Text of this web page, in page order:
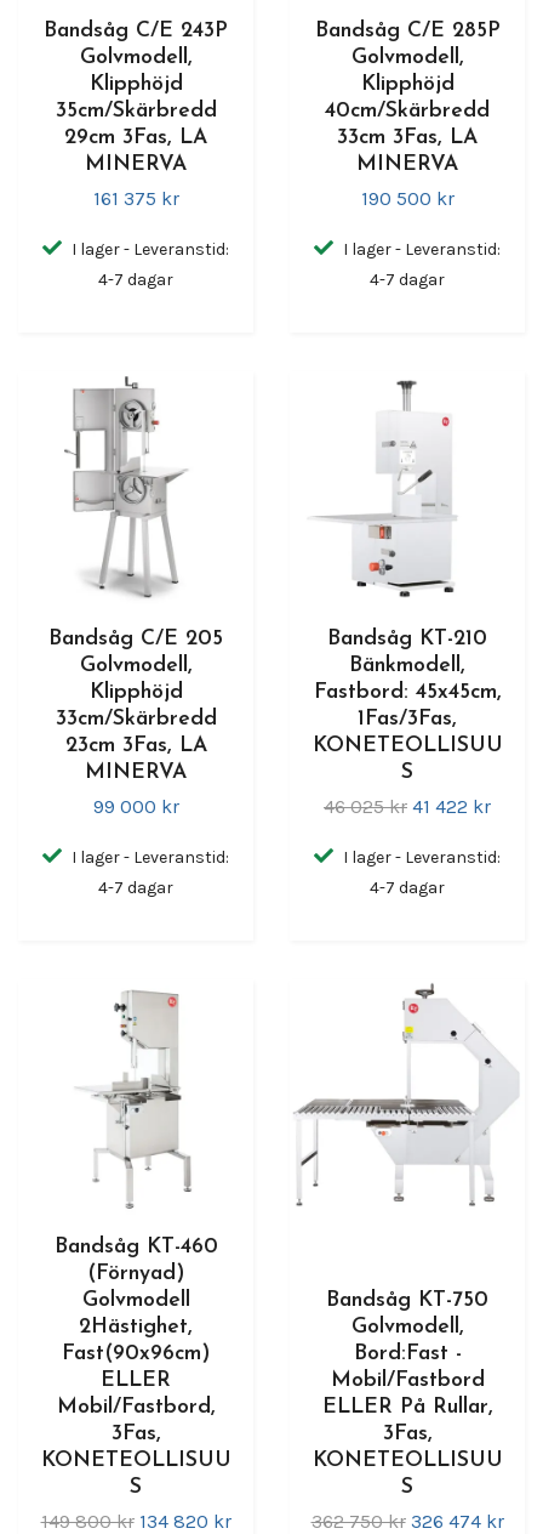
Bandsåg C/E 243P
Golvmodell,
Klipphöjd
35cm/Skärbredd
29cm 3Fas, LA
MINERVA
161 375 kr
I lager - Leveranstid:
4-7 dagar
Bandsåg C/E 285P
Golvmodell,
Klipphöjd
40cm/Skärbredd
33cm 3Fas, LA
MINERVA
190 500 kr
I lager - Leveranstid:
4-7 dagar
Bandsåg C/E 205
Golvmodell,
Klipphöjd
33cm/Skärbredd
23cm 3Fas, LA
MINERVA
99 000 kr
I lager - Leveranstid:
4-7 dagar
Bandsåg KT-210
Bänkmodell,
Fastbord: 45x45cm,
1Fas/3Fas,
KONETEOLLISUU
S
46 025 kr 41 422 kr
I lager - Leveranstid:
4-7 dagar
Bandsåg KT-460
(Förnyad)
Golvmodell
2Hästighet,
Fast(90x96cm)
ELLER
Mobil/Fastbord,
3Fas,
KONETEOLLISUU
S
149 800 kr 134 820 kr
Bandsåg KT-750
Golvmodell,
Bord:Fast -
Mobil/Fastbord
ELLER På Rullar,
3Fas,
KONETEOLLISUU
S
362 750 kr 326 474 kr